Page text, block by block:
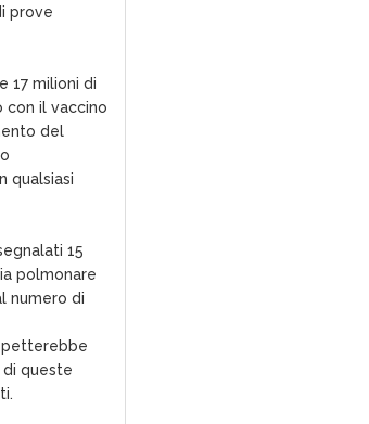
prove
17 milioni di
con il vaccino
del
qualsiasi
15
polmonare
numero di
queste